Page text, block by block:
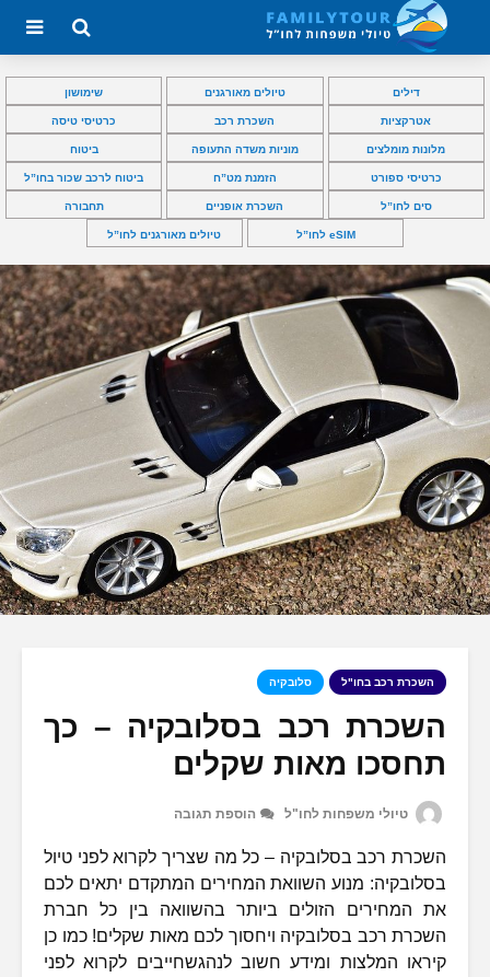
דילים טיולים מאורגנים שימושון
אטרקציות השכרת רכב כרטיסי טיסה
מלונות מומלצים מוניות משדה התעופה ביטוח
כרטיסי ספורט הזמנת מט”ח ביטוח לרכב שכור בחו”ל
סים לחו”ל השכרת אופניים תחבורה
eSIM לחו”ל טיולים מאורגנים לחו”ל
השכרת רכב בחו"ל סלובקיה
השכרת רכב בסלובקיה – כך
תחסכו מאות שקלים
טיולי משפחות לחו"ל הוספת תגובה
השכרת רכב בסלובקיה – כל מה שצריך לקרוא לפני טיול
בסלובקיה: מנוע השוואת המחירים המתקדם יתאים לכם
את המחירים הזולים ביותר בהשוואה בין כל חברת
השכרת רכב בסלובקיה ויחסוך לכם מאות שקלים! כמו כן
קיראו המלצות ומידע חשוב לנהגשחייבים לקרוא לפני